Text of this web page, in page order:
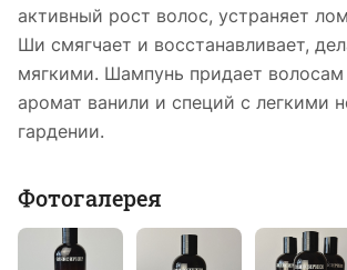
активный рост волос, устраняет
Ши смягчает и восстанавливает,
мягкими. Шампунь придает
аромат ванили и специй с легкими
гардении.
Фотогалерея